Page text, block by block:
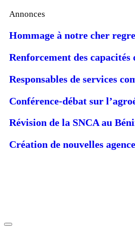
Annonces
Hommage à notre cher
Renforcement des
Responsables de services
Conférence-débat sur
Révision de la SNCA au
Création de nouvelles